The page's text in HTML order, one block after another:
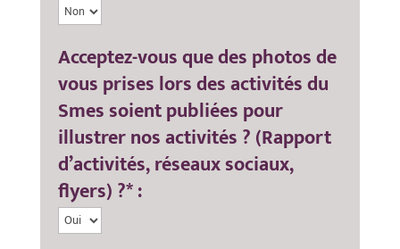
Acceptez-vous que des photos de
vous prises lors des activités du
Smes soient publiées pour
illustrer nos activités ? (Rapport
d’activités, réseaux sociaux,
flyers) ?* :